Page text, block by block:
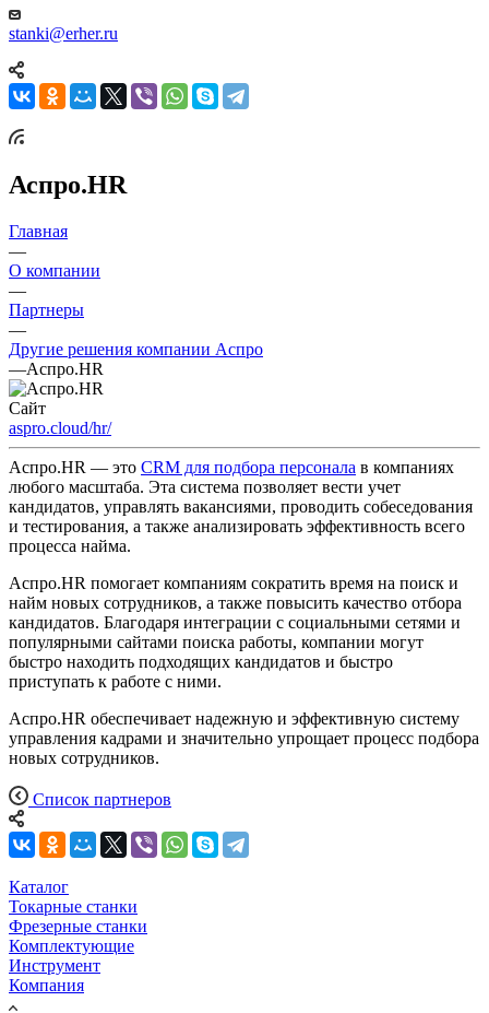
stanki@erher.ru
Аспро.HR
Главная
—
О компании
—
Партнеры
—
Другие решения компании Аспро
—Аспро.HR
Сайт
aspro.cloud/hr/
Аспро.HR — это CRM для подбора персонала в компаниях
любого масштаба. Эта система позволяет вести учет
кандидатов, управлять вакансиями, проводить собеседования
и тестирования, а также анализировать эффективность всего
процесса найма.
Аспро.HR помогает компаниям сократить время на поиск и
найм новых сотрудников, а также повысить качество отбора
кандидатов. Благодаря интеграции с социальными сетями и
популярными сайтами поиска работы, компании могут
быстро находить подходящих кандидатов и быстро
приступать к работе с ними.
Аспро.HR обеспечивает надежную и эффективную систему
управления кадрами и значительно упрощает процесс подбора
новых сотрудников.
Список партнеров
Каталог
Токарные станки
Фрезерные станки
Комплектующие
Инструмент
Компания